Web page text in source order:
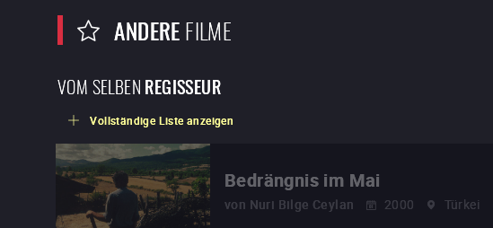
ANDEREFILME
VOM SELBENREGISSEUR
Vollständige Liste anzeigen
Bedrängnis im Mai
von Nuri Bilge Ceylan 2000 Türkei